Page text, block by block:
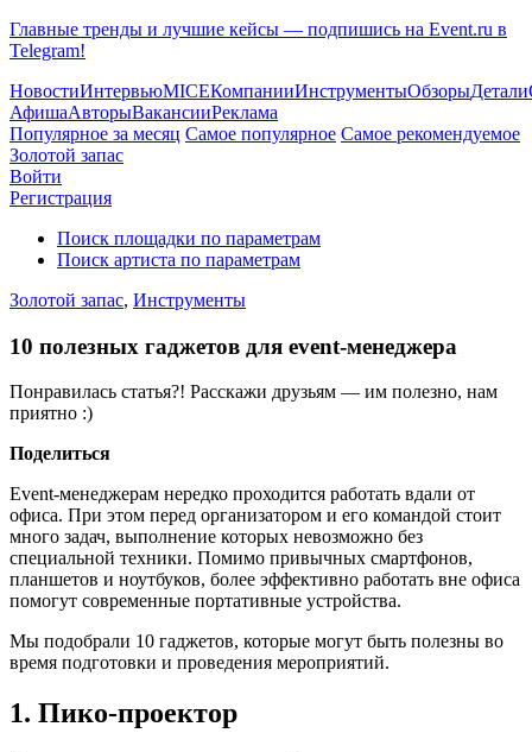
Главные тренды и лучшие кейсы — подпишись на Event.ru в
Telegram!
НовостиИнтервьюMICEКомпанииИнструментыОбзорыДетали
АфишаАвторыВакансииРеклама
Популярное за месяц Самое популярное Самое рекомендуемое
Золотой запас
Войти
Регистрация
Поиск площадки по параметрам
Поиск артиста по параметрам
Золотой запас, Инструменты
10 полезных гаджетов для event-менеджера
Понравилась статья?! Расскажи друзьям — им полезно, нам
приятно :)
Поделиться
Еvent-менеджерам нередко проходится работать вдали от
офиса. При этом перед организатором и его командой стоит
много задач, выполнение которых невозможно без
специальной техники. Помимо привычных смартфонов,
планшетов и ноутбуков, более эффективно работать вне офиса
помогут современные портативные устройства.
Мы подобрали 10 гаджетов, которые могут быть полезны во
время подготовки и проведения мероприятий.
1. Пико-проектор